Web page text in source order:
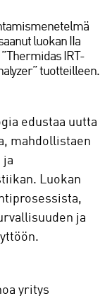
luokan IIa
IRT-
tuotteilleen.
edustaa uutta
mahdollistaen
ja
Luokan
ja
yritys